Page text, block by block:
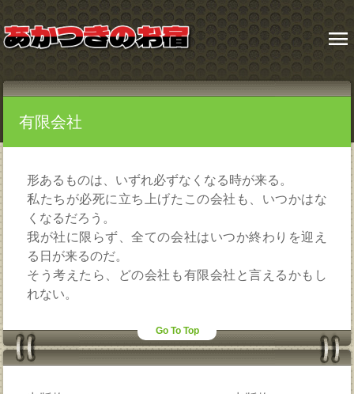
menu
有限会社
形あるものは、いずれ必ずなくなる時が来る。
私たちが必死に立ち上げたこの会社も、いつかはな
くなるだろう。
我が社に限らず、全ての会社はいつか終わりを迎え
る日が来るのだ。
そう考えたら、どの会社も有限会社と言えるかもし
れない。
Go To Top